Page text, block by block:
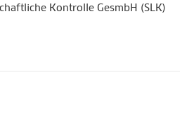
Kontrolle GesmbH (SLK)